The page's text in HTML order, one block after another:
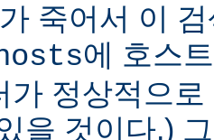
죽어서 이
에 호스
가 정상적으
을 것이다.)